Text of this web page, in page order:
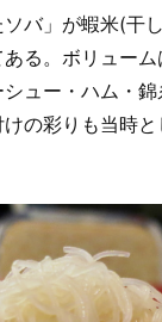
バ」が蝦米(干
る。ボリュー
ュー・ハム・
の彩りも当時